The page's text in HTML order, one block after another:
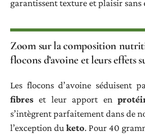
garantissent texture et plaisir sans
Zoom sur la composition
flocons d’avoine et leurs effets
Les flocons d’avoine séduisent
fibres et leur apport en
s’intègrent parfaitement dans de
l’exception duketo. Pour 40